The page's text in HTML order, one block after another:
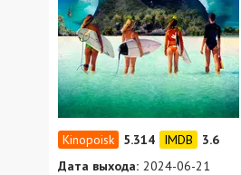
5.314
3.6
Дата выхода: 2024-06-21